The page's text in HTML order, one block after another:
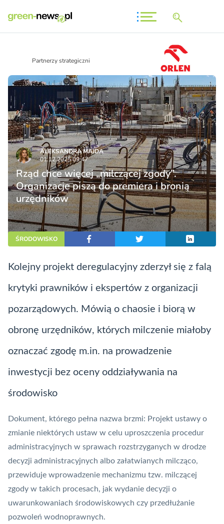
Partnerzy strategiczni
ALEKSANDRA MAJDA
01.12.2025 09:47
Rząd chce więcej „milczącej zgody”.
Organizacje piszą do premiera i bronią
urzędników
ŚRODOWISKO
Kolejny projekt deregulacyjny zderzył się z falą
krytyki prawników i ekspertów z organizacji
pozarządowych. Mówią o chaosie i biorą w
obronę urzędników, których milczenie miałoby
oznaczać zgodę m.in. na prowadzenie
inwestycji bez oceny oddziaływania na
środowisko
Dokument, którego pełna nazwa brzmi: Projekt ustawy o
zmianie niektórych ustaw w celu uproszczenia procedur
administracyjnych w sprawach rozstrzyganych w drodze
decyzji administracyjnych albo załatwianych milcząco,
przewiduje wprowadzenie mechanizmu tzw. milczącej
zgody w takich procesach, jak wydanie decyzji o
uwarunkowaniach środowiskowych czy przedłużanie
pozwoleń wodnoprawnych.